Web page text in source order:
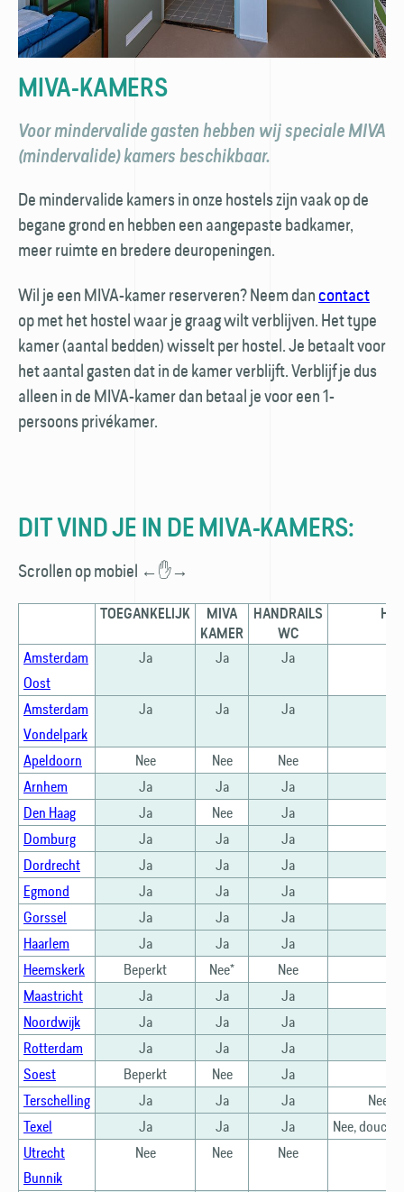
MIVA-KAMERS
Voor mindervalide gasten hebben wij speciale MIVA
(mindervalide) kamers beschikbaar.
De mindervalide kamers in onze hostels zijn vaak op de
begane grond en hebben een aangepaste badkamer,
meer ruimte en bredere deuropeningen.
Wil je een MIVA-kamer reserveren? Neem dancontact
op met het hostel waar je graag wilt verblijven. Het type
kamer (aantal bedden) wisselt per hostel. Je betaalt voor
het aantal gasten dat in de kamer verblijft. Verblijf je dus
alleen in de MIVA-kamer dan betaal je voor een 1-
persoons privé­kamer.
DIT VIND JE IN DE MIVA-KAMERS:
Scrollen op mobiel ←✋→
TOEGANKELIJK
MIVA
KAMER
HANDRAILS
WC
Amsterdam
Oost
Ja Ja Ja
Amsterdam
Vondelpark
Ja Ja Ja
Apeldoorn Nee Nee
Nee
Arnhem
Ja Ja
Ja
Den Haag
Ja Nee
Ja
Domburg
Ja Ja
Ja
Dordrecht
Ja Ja
Ja
Egmond
Ja Ja
Ja
Gorssel
Ja Ja
Ja
Haarlem
Ja Ja
Ja
Heemskerk
Beperkt Nee*
Nee
Maastricht
Ja Ja
Ja
Noordwijk
Ja Ja
Ja
Rotterdam
Ja Ja
Ja
Soest
Beperkt Nee
Ja
Terschelling
Ja Ja Ja
Nee,
Texel
Ja Ja Ja
Nee,
Utrecht
Bunnik
Nee Nee Nee